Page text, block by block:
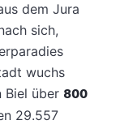
dem Jura
sich,
wuchs
Biel über 800
29.557